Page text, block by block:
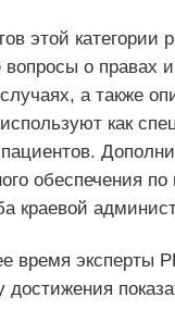
этой категории
о правах
а также
как
обеспечения
краевой
время эксперты
достижения